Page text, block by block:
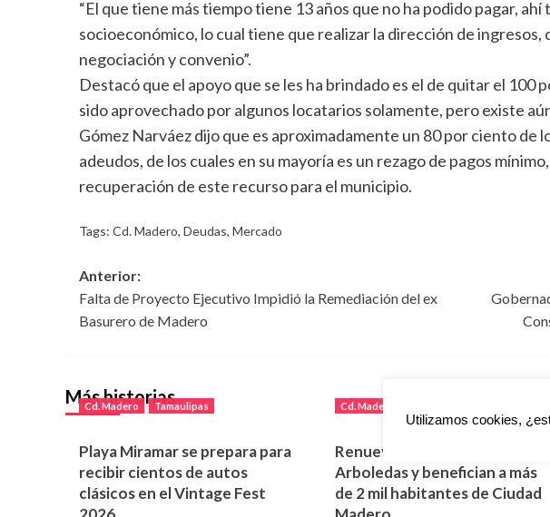
“El que tiene más tiempo tiene 13 años que no ha podido pagar,
socioeconómico, lo cual tiene que realizar la dirección de ingresos,
negociación y convenio”.
Destacó que el apoyo que se les ha brindado es el de quitar el 100
sido aprovechado por algunos locatarios solamente, pero existe
Gómez Narváez dijo que es aproximadamente un 80 por ciento de
adeudos, de los cuales en su mayoría es un rezago de pagos
recuperación de este recurso para el municipio.
Tags: Cd. Madero, Deudas, Mercado
Navegación
de
entradas
Anterior:
Falta de Proyecto Ejecutivo Impidió la Remediación del ex
Basurero de Madero
Más historias
Cd. Madero Tamaulipas
Playa Miramar se prepara para
recibir cientos de autos
clásicos en el Vintage Fest
Cd. Madero
Renuevan 24 edificios en
Arboledas y benefician a más
de 2 mil habitantes de Ciudad
Utilizamos cookies,